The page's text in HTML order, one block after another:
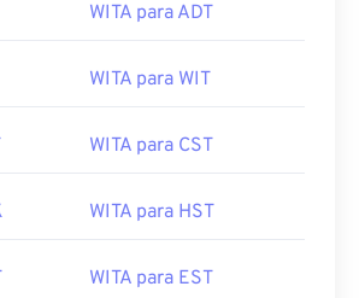
WITA para ADT
WITA para WIT
WITA para CST
WITA para HST
WITA para EST